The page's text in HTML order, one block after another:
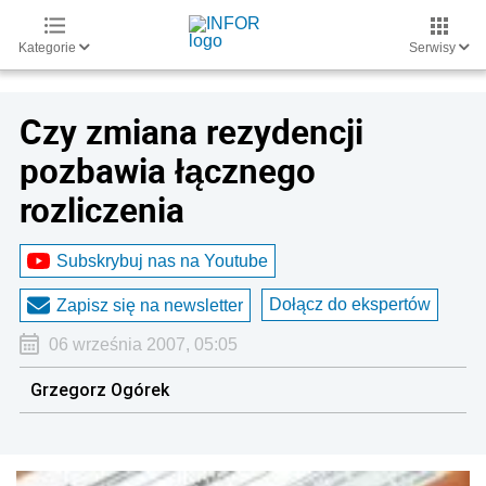
Kategorie Serwisy
Czy zmiana rezydencji
pozbawia łącznego
rozliczenia
Subskrybuj nas na Youtube
Zapisz się na newsletter Dołącz do ekspertów
06 września 2007, 05:05
Grzegorz Ogórek